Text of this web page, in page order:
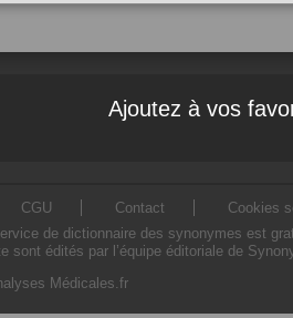
Ajoutez à vos
CGU Contact
Cookies
de dictionnaire des synonymes est
édités par l’équipe éditoriale de
Médicales.fr